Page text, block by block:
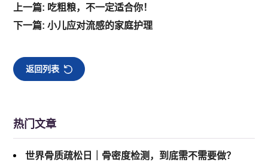
上一篇: 吃粗粮，不一定适合你！
下一篇: 小儿应对流感的家庭护理
返回列表
热门文章
世界骨质疏松日｜骨密度检测，到底需不需要做？